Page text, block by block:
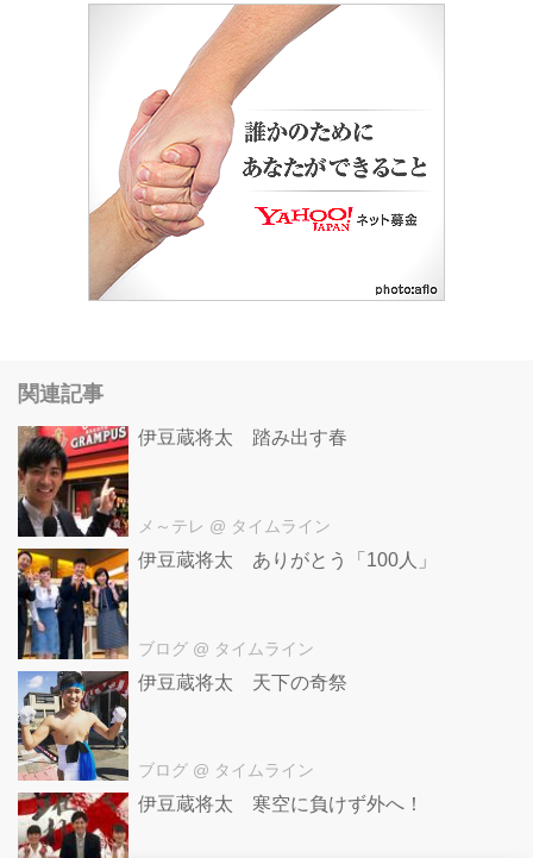
関連記事
伊豆蔵将太 踏み出す春
メ～テレ @ タイムライン
伊豆蔵将太 ありがとう「100人」
ブログ @ タイムライン
伊豆蔵将太 天下の奇祭
ブログ @ タイムライン
伊豆蔵将太 寒空に負けず外へ！